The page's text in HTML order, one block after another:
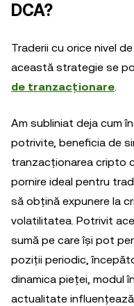
DCA?
Traderii cu orice nivel
această strategie se
de tranzacționare.
Am subliniat deja cum
potrivite, beneficia de
tranzacționarea cripto
pornire ideal pentru
să obțină expunere la
volatilitatea. Potrivit
sumă pe care își pot
poziții periodic,
dinamica pieței, modul
actualitate